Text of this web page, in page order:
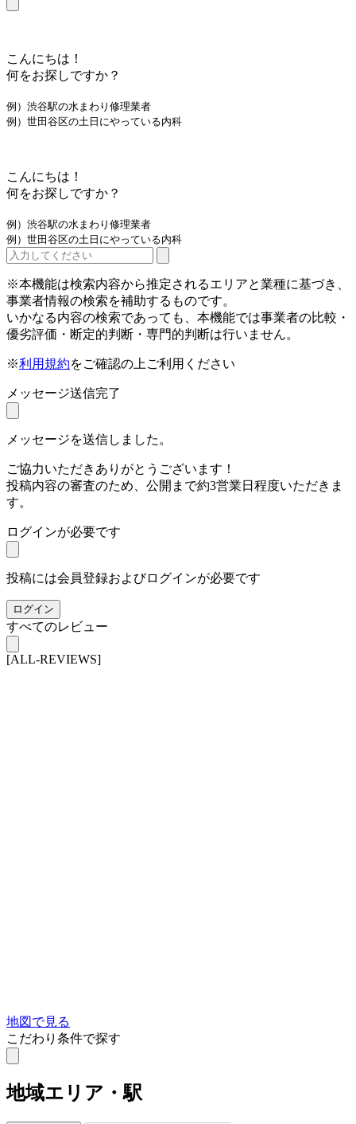
こんにちは！
何をお探しですか？
例）渋谷駅の水まわり修理業者
例）世田谷区の土日にやっている内科
こんにちは！
何をお探しですか？
例）渋谷駅の水まわり修理業者
例）世田谷区の土日にやっている内科
※本機能は検索内容から推定されるエリアと業種に基づき、
事業者情報の検索を補助するものです。
いかなる内容の検索であっても、本機能では事業者の比較・
優劣評価・断定的判断・専門的判断は行いません。
※利用規約をご確認の上ご利用ください
メッセージ送信完了
メッセージを送信しました。
ご協力いただきありがとうございます！
投稿内容の審査のため、公開まで約3営業日程度いただきま
す。
ログインが必要です
投稿には会員登録およびログインが必要です
ログイン
すべてのレビュー
[ALL-REVIEWS]
地図で見る
こだわり条件で探す
地域エリア・駅